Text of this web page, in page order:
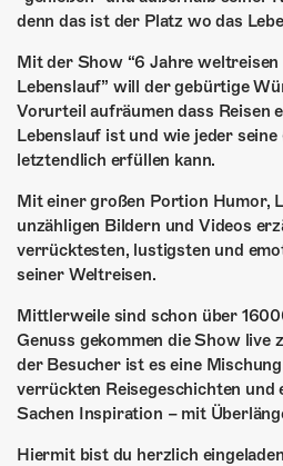
denn das ist der Platz wo das
Mit der Show “6 Jahre weltreisen
Lebenslauf” will der gebürtige
Vorurteil aufräumen dass Reisen
Lebenslauf ist und wie jeder seine
letztendlich erfüllen kann.
Mit einer großen Portion Humor,
unzähligen Bildern und Videos
verrücktesten, lustigsten und
seiner Weltreisen.
Mittlerweile sind schon über
Genuss gekommen die Show live
der Besucher ist es eine
verrückten Reisegeschichten
Sachen Inspiration – mit
Hiermit bist du herzlich